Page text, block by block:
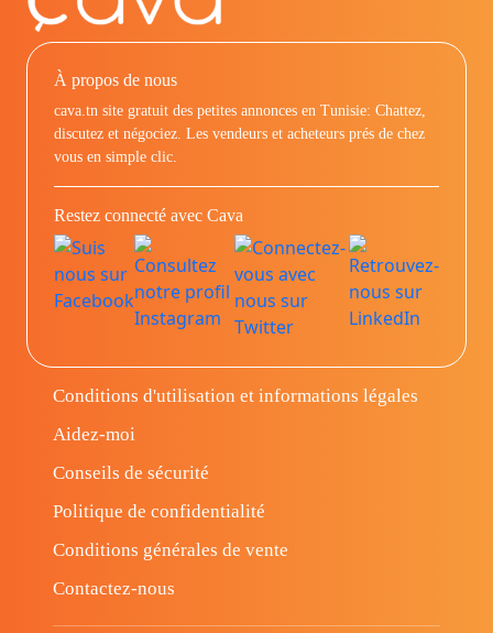
À propos de nous
cava.tn site gratuit des petites annonces en Tunisie: Chattez,
discutez et négociez. Les vendeurs et acheteurs prés de chez
vous en simple clic.
Restez connecté avec Cava
Conditions d'utilisation et informations légales
Aidez-moi
Conseils de sécurité
Politique de confidentialité
Conditions générales de vente
Contactez-nous